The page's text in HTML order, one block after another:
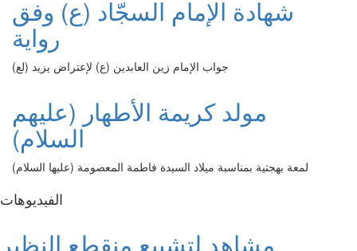
شهادة الإمام السجّاد (ع) وفق
رواية
جواب الإمام زين العابدين (ع) لإعتراض يزيد (لع)
مولد كريمة الأطهار (عليهم
السلام)
لمعة بهجتية بمناسبة ميلاد السيدة فاطمة المعصومة (عليها السلام)
الفیدیوهات
مشاهد لتشييع منقطع النظير